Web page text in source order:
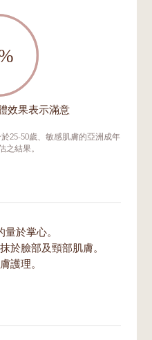
效果表示滿意
25-50歲、敏感肌膚的亞洲成年
之結果。
於掌心。
於臉部及頸部肌膚。
護理。